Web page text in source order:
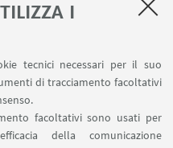
I
tecnici necessari per il suo
di tracciamento facoltativi
facoltativi sono usati per
della comunicazione
SU: